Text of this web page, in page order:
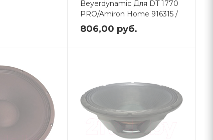
Beyerdynamic Для DT 1770
PRO/Amiron Home 916315 /
APC16147 (2шт)
806,00 руб.